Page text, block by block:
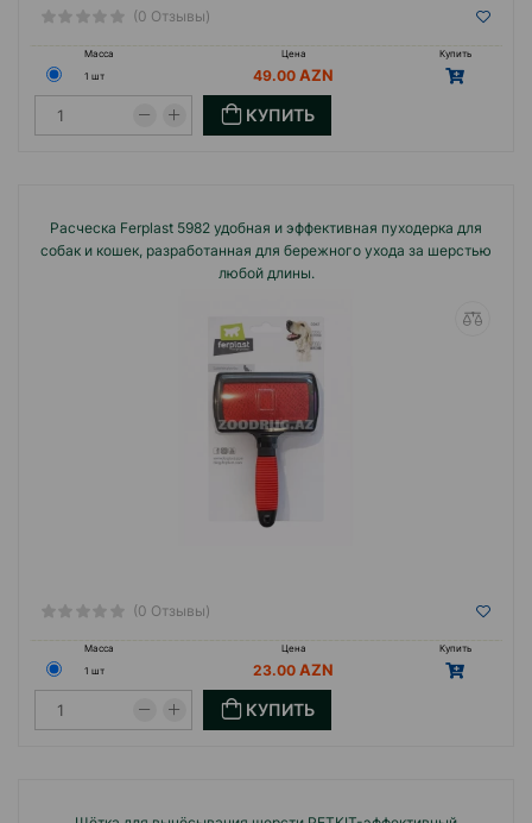
(0 Отзывы)
Масса Цена
Купить
1 шт
49.00
КУПИТЬ
Расческа Ferplast 5982 удобная и эффективная пуходерка для
собак и кошек, разработанная для бережного ухода за шерстью
любой длины.
(0 Отзывы)
Масса Цена
Купить
1 шт
23.00
КУПИТЬ